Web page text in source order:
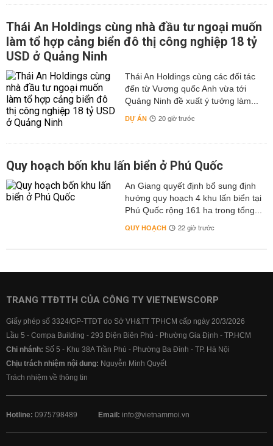
Thái An Holdings cùng nhà đầu tư ngoại muốn
làm tổ hợp cảng biển đô thị công nghiệp 18 tỷ
USD ở Quảng Ninh
Thái An Holdings cùng các đối tác
đến từ Vương quốc Anh vừa tới
Quảng Ninh đề xuất ý tưởng làm...
DỰ ÁN 20 giờ trước
Quy hoạch bốn khu lấn biển ở Phú Quốc
An Giang quyết định bổ sung định
hướng quy hoạch 4 khu lấn biển tại
Phú Quốc rộng 161 ha trong tổng...
QUY HOẠCH 22 giờ trước
TRANG TTĐTTH CỦA CÔNG TY VIETNEWSCORP
Giấy phép số 3324/GP-TTĐT do Sở VH&TT TPHCM cấp ngày 20/3/2026
Lầu 5 - Compa Building - 293 Điện Biên Phủ - Phường Gia Định - TP.HCM
Chi nhánh: Số 5 - Khu 38A Trần Phú - Phường Ba Đình - TP. Hà Nội
Chịu trách nhiệm nội dung: Nguyễn Minh Quyết
Trách nhiệm về thông tin
Hotline: 0975798489 Email: info@vietnammoi.vn